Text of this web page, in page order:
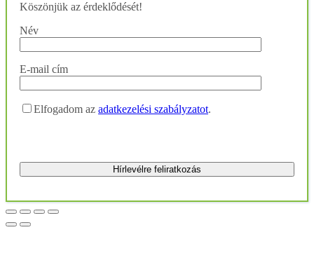
Köszönjük az érdeklődését!
Név
E-mail cím
Elfogadom az adatkezelési szabályzatot.